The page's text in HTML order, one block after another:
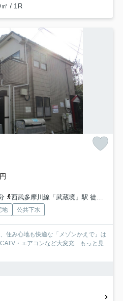
/ 1R
西武多摩川線「武蔵境」駅 徒歩3分
地 公共下水
住み心地も快適な「メゾンかえで」は
・エアコンなど大変充... もっと見